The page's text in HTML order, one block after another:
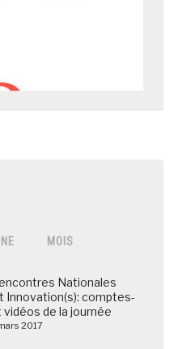
MOIS
Nationales
Innovation(s): comptes-
vidéos de la journée
2017